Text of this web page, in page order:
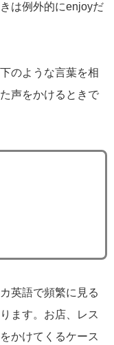
は例外的にenjoyだ
のような言葉を相
声をかけるときで
英語で頻繁に見る
ます。お店、レス
かけてくるケース